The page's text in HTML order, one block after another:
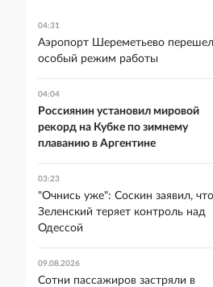
04:31
Аэропорт Шереметьево
особый режим работы
04:04
Россиянин установил мировой
рекорд на Кубке по зимнему
плаванию в Аргентине
03:23
"Очнись уже": Соскин заявил, что
Зеленский теряет контроль над
Одессой
09.08.2026
Сотни пассажиров застряли в